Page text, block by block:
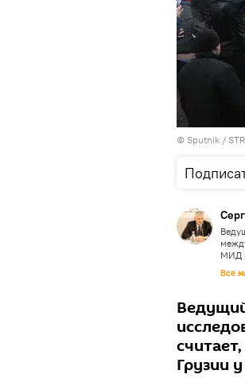
© Sputnik /
МИД
Все
Грузии